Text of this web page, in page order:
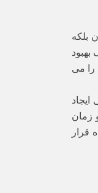
بلکه
را می
زمان
قرار